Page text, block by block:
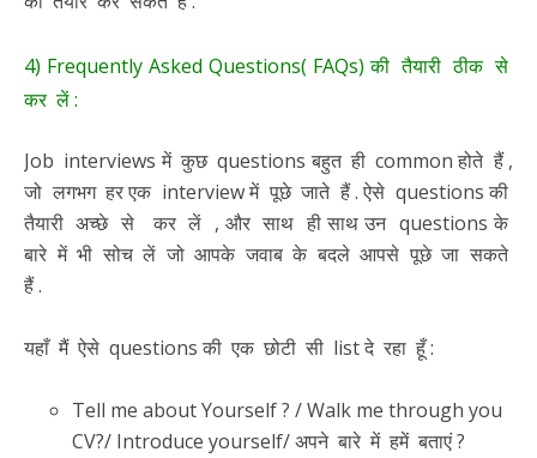
4) Frequently Asked Questions( FAQs) की तैयारी ठीक से
कर लें :
Job interviews में कुछ questions बहुत ही common होते हैं ,
जो लगभग हर एक interview में पूछे जाते हैं . ऐसे questions की
तैयारी अच्छे से कर लें , और साथ ही साथ उन questions के
बारे में भी सोच लें जो आपके जवाब के बदले आपसे पूछे जा सकते
हैं .
यहाँ मैं ऐसे questions की एक छोटी सी list दे रहा हूँ :
Tell me about Yourself ? / Walk me through you
CV?/ Introduce yourself/ अपने बारे में हमें बताएं ?